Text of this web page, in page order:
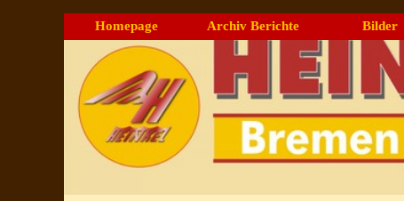
Homepage Archiv Berichte ▼
Bilder